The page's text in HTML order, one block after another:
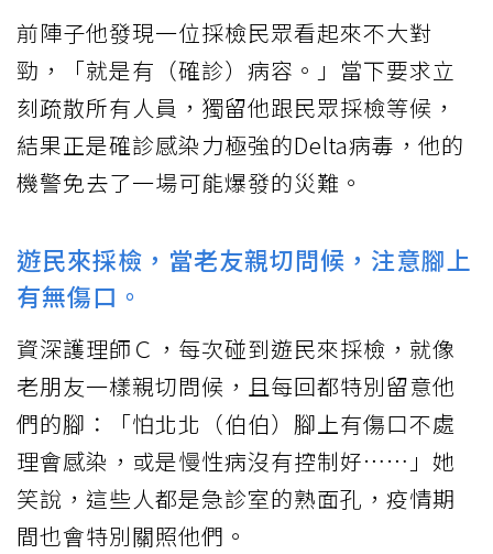
前陣子他發現一位採檢民眾看起來不大對
勁，「就是有（確診）病容。」當下要求立
刻疏散所有人員，獨留他跟民眾採檢等候，
結果正是確診感染力極強的Delta病毒，他的
機警免去了一場可能爆發的災難。
遊民來採檢，當老友親切問候，注意腳上
有無傷口。
資深護理師Ｃ，每次碰到遊民來採檢，就像
老朋友一樣親切問候，且每回都特別留意他
們的腳：「怕北北（伯伯）腳上有傷口不處
理會感染，或是慢性病沒有控制好……」她
笑說，這些人都是急診室的熟面孔，疫情期
間也會特別關照他們。